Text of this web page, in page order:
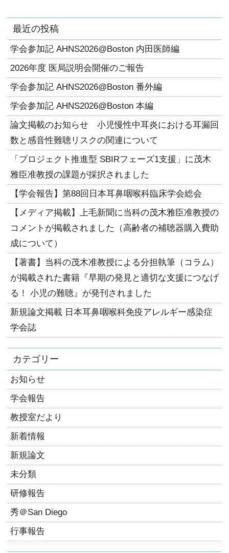
最近の投稿
学会参加記 AHNS2026@Boston 内田医師編
2026年度 医局説明会開催のご報告
学会参加記 AHNS2026@Boston 番外編
学会参加記 AHNS2026@Boston 本編
論文掲載のお知らせ 小児慢性中耳炎における耳漏回
数と感音性難聴リスクの関連について
「プロジェクト推進型 SBIRフェーズ1支援」に茂木
雅臣准教授の課題が採択されました
【学会報告】第88回日本耳鼻咽喉科臨床学会総会
【メディア掲載】上毛新聞に当科の茂木雅臣准教授の
コメントが掲載されました（高齢者の補聴器購入費助
成について）
【著書】当科の茂木准教授による分担執筆（コラム）
が掲載された書籍『早期の発見と適切な支援につなげ
る！ 小児の難聴』が発刊されました
新規論文掲載 日本耳鼻咽喉科免疫アレルギー感染症
学会誌
カテゴリー
お知らせ
学会報告
教授室だより
新着情報
新規論文
未分類
研修報告
秀＠San Diego
行事報告